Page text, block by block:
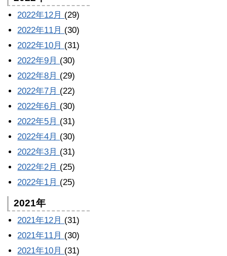
2022年12月 (29)
2022年11月 (30)
2022年10月 (31)
2022年9月 (30)
2022年8月 (29)
2022年7月 (22)
2022年6月 (30)
2022年5月 (31)
2022年4月 (30)
2022年3月 (31)
2022年2月 (25)
2022年1月 (25)
2021年
2021年12月 (31)
2021年11月 (30)
2021年10月 (31)